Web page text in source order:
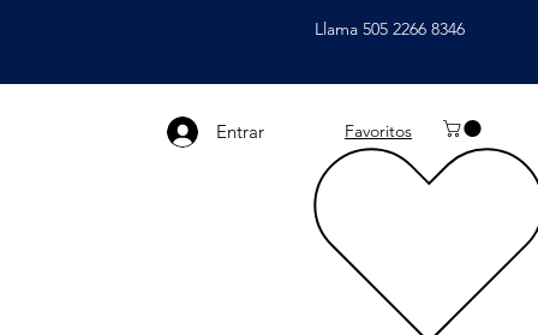
Llama 505 2266 8346
Entrar Favoritos